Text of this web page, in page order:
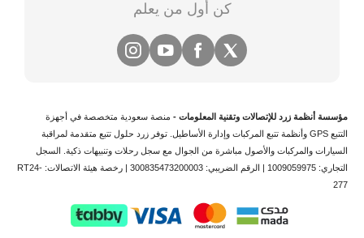
كن أول من يعلم
مؤسسة أنظمة زرد للإتصالات وتقنية المعلومات - منصة سعودية متخصصة في أجهزة
التتبع
تتبع المركبات وإدارة الأساطيل. توفر زرد حلول تتبع متقدمة لمراقبة
السيارات والمركبات والأصول مباشرة من الجوال مع سجل رحلات وتنبيهات ذكية. السجل
التجاري: 1009059975 | الرقم الضريبي: 300835473200003 | رخصة هيئة الاتصالات: RT24-
277